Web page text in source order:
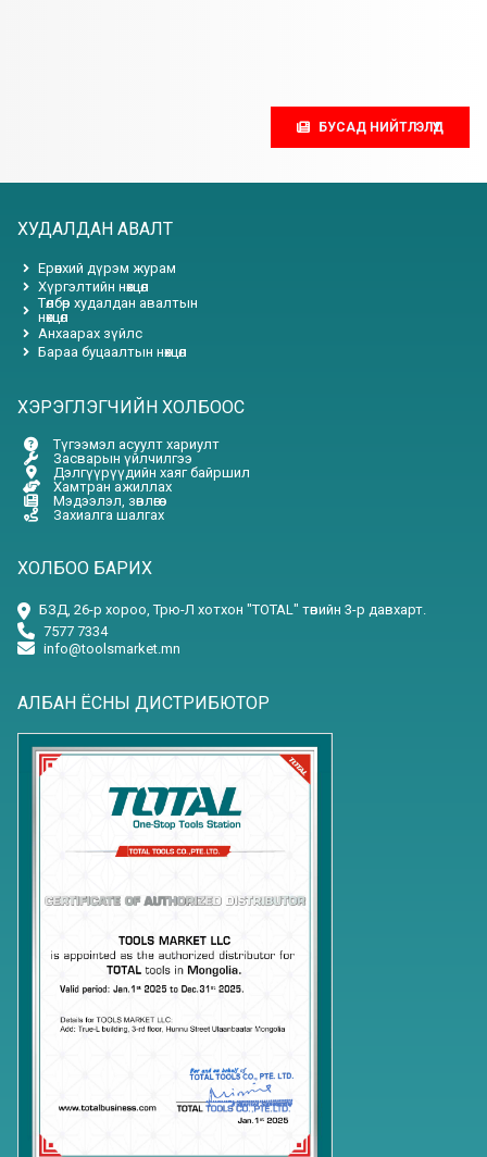
БУСАД НИЙТЛЭЛҮҮД
ХУДАЛДАН АВАЛТ
Ерөнхий дүрэм журам
Хүргэлтийн нөхцөл
Төлбөр худалдан авалтын
нөхцөл
Анхаарах зүйлс
Бараа буцаалтын нөхцөл
ХЭРЭГЛЭГЧИЙН ХОЛБООС
Түгээмэл асуулт хариулт
Засварын үйлчилгээ
Дэлгүүрүүдийн хаяг байршил
Хамтран ажиллах
Мэдээлэл, зөвлөгөө
Захиалга шалгах
ХОЛБОО БАРИХ
БЗД, 26-р хороо, Трю-Л хотхон "TOTAL" төвийн 3-р давхарт.
7577 7334
info@toolsmarket.mn
АЛБАН ЁСНЫ ДИСТРИБЮТОР